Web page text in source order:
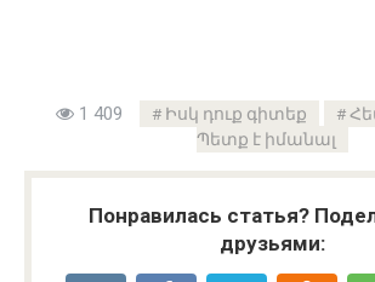
1 409 Իսկ դուք գիտեք
Պետք է իմանալ
Понравилась статья?
друзьями: